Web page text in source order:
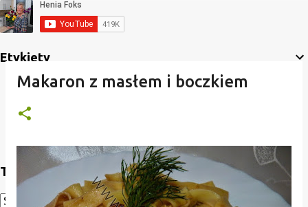
Etykiety
Translate
Makaron z masłem i boczkiem